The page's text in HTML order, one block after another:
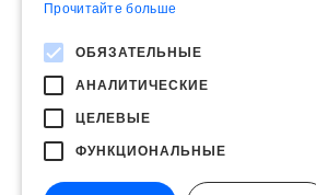
Прочитайте больше
ОБЯЗАТЕЛЬНЫЕ
АНАЛИТИЧЕСКИЕ
ЦЕЛЕВЫЕ
ФУНКЦИОНАЛЬНЫЕ